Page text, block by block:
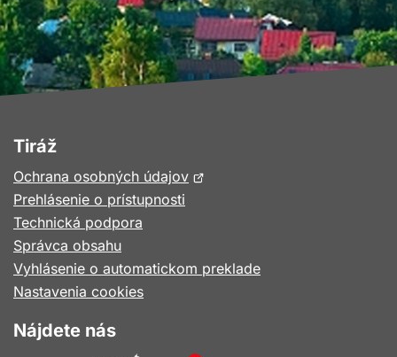
Tiráž
Ochrana osobných údajovOtvorí
okne
Prehlásenie o prístupnosti
Technická podpora
Správca obsahu
Vyhlásenie o automatickom preklade
Nastavenia cookies
Nájdete nás